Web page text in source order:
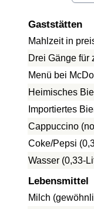
Gaststätten
Mahlzeit in
Drei Gänge für
Menü bei
Heimisches
Importiertes
Cappuccino
Coke/Pepsi
Wasser (0,33-
Lebensmittel
Milch